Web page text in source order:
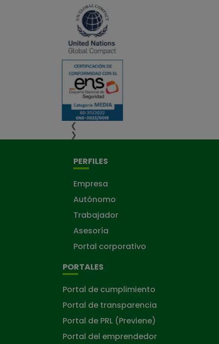
❮
❯
PERFILES
Empresa
Autónomo
Trabajador
Asesoría
Portal corporativo
PORTALES
Portal de cumplimiento
Portal de transparencia
Portal de PRL (Previene)
Portal del emprendedor